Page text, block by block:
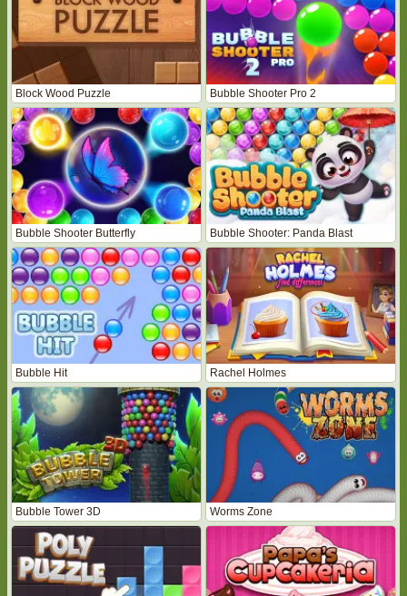
Block Wood Puzzle Bubble Shooter Pro 2
Bubble Shooter Butterfly Bubble Shooter: Panda Blast
Bubble Hit Rachel Holmes
Bubble Tower 3D Worms Zone